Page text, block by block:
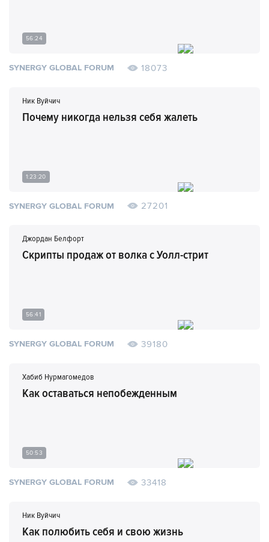
56:24
SYNERGY GLOBAL FORUM 18073
Ник Вуйчич
Почему никогда нельзя себя жалеть
1:23:20
SYNERGY GLOBAL FORUM 27201
Джордан Белфорт
Скрипты продаж от волка с Уолл-стрит
56:41
SYNERGY GLOBAL FORUM 39180
Хабиб Нурмагомедов
Как оставаться непобежденным
50:53
SYNERGY GLOBAL FORUM 33418
Ник Вуйчич
Как полюбить себя и свою жизнь